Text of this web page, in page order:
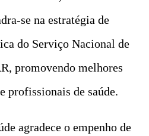
se na estratégia de
do Serviço Nacional de
promovendo melhores
profissionais de saúde.
agradece o empenho de